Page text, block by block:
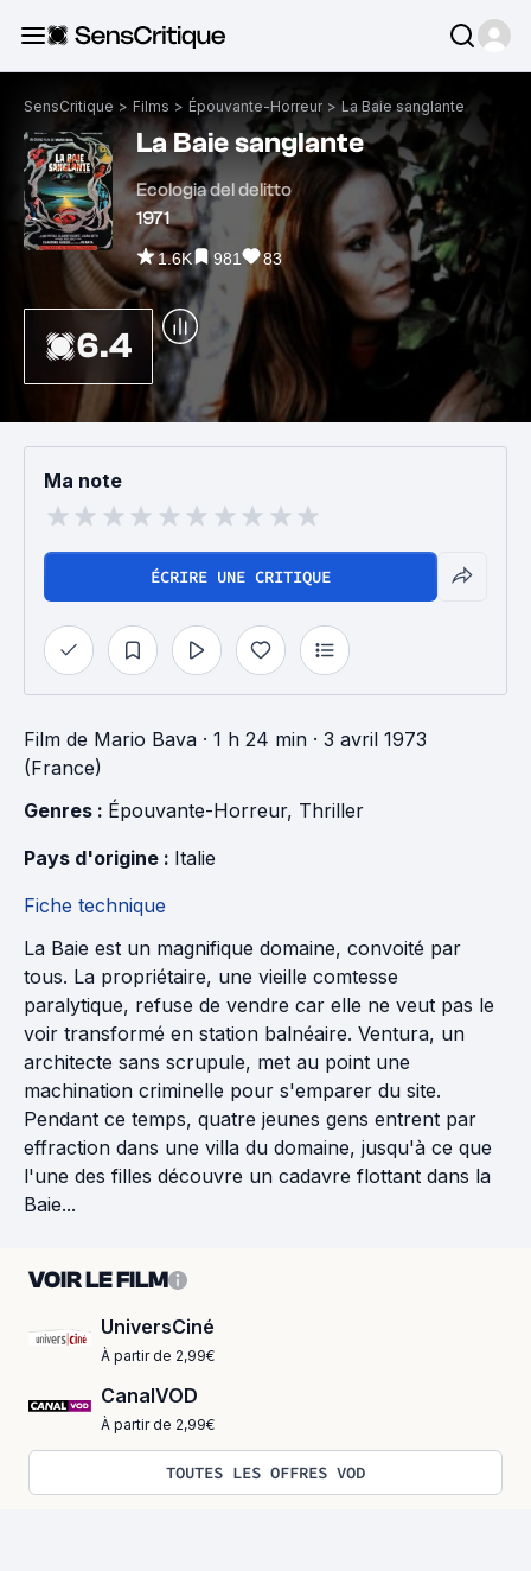
SensCritique > Films > Épouvante-Horreur > La Baie sanglante
La Baie sanglante
Ecologia del delitto
1971
1.6K 981 83
6.4
Ma note
ÉCRIRE UNE CRITIQUE
Film de Mario Bava · 1 h 24 min · 3 avril 1973
(France)
Genres : Épouvante-Horreur, Thriller
Pays d'origine : Italie
Fiche technique
La Baie est un magnifique domaine, convoité par
tous. La propriétaire, une vieille comtesse
paralytique, refuse de vendre car elle ne veut pas le
voir transformé en station balnéaire. Ventura, un
architecte sans scrupule, met au point une
machination criminelle pour s'emparer du site.
Pendant ce temps, quatre jeunes gens entrent par
effraction dans une villa du domaine, jusqu'à ce que
l'une des filles découvre un cadavre flottant dans la
Baie...
VOIR LE FILM
UniversCiné
À partir de 2,99€
CanalVOD
À partir de 2,99€
TOUTES LES OFFRES VOD